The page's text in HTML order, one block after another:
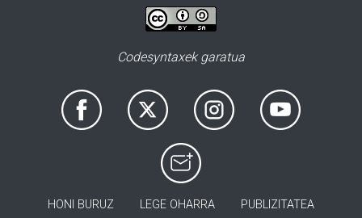
Codesyntaxek garatua
HONI BURUZ LEGE OHARRA PUBLIZITATEA